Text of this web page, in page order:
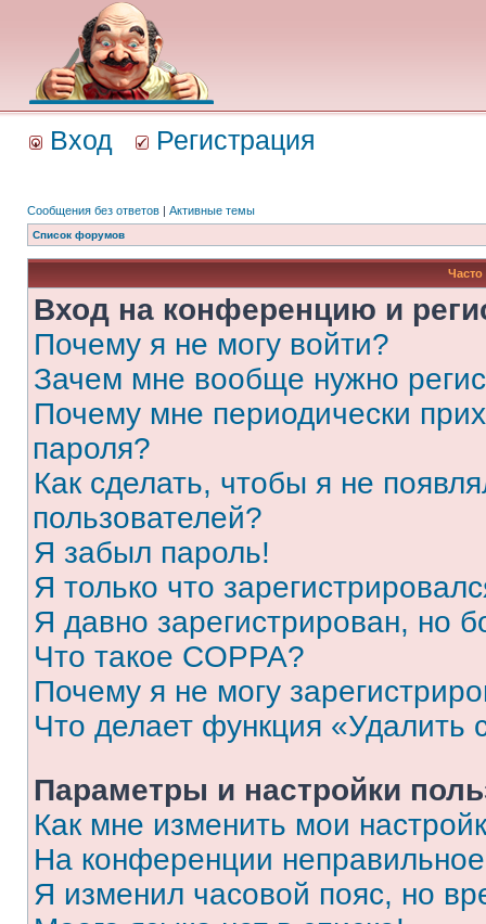
Вход Регистрация
Сообщения без ответов | Активные темы
Список форумов
Вход на конференцию и
Почему я не могу войти?
Зачем мне вообще нужно
Почему мне периодически
пароля?
Как сделать, чтобы я не
пользователей?
Я забыл пароль!
Я только что
Я давно зарегистрирован, но
Что такое COPPA?
Почему я не могу
Что делает функция «Удалить
Параметры и настройки
Как мне изменить мои
На конференции
Я изменил часовой пояс, но